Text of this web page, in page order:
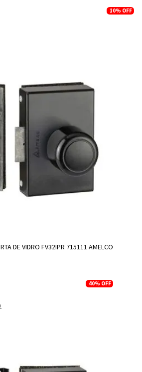
10% OFF
DE VIDRO FV32IPR 715111 AMELCO
40% OFF